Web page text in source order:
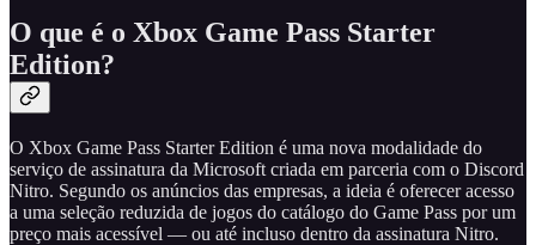
O que é o Xbox Game Pass Starter
Edition?
O Xbox Game Pass Starter Edition é uma nova modalidade do
serviço de assinatura da Microsoft criada em parceria com o Discord
Nitro. Segundo os anúncios das empresas, a ideia é oferecer acesso
a uma seleção reduzida de jogos do catálogo do Game Pass por um
preço mais acessível — ou até incluso dentro da assinatura Nitro.